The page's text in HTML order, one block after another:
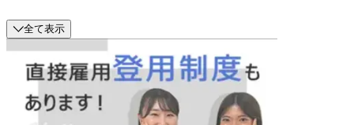
全て表示